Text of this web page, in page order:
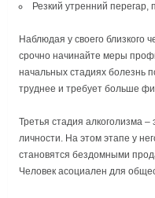
Резкий утренний перегар,
Наблюдая у своего близкого
срочно начинайте меры
начальных стадиях болезнь
труднее и требует больше
Третья стадия алкоголизма –
личности. На этом этапе у
становятся бездомными
Человек асоциален для